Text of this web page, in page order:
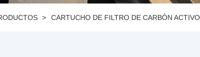
CARTUCHO DE FILTRO DE CARBÓN ACTIVO